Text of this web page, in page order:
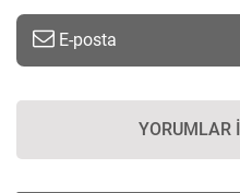
E-posta
YORUMLAR